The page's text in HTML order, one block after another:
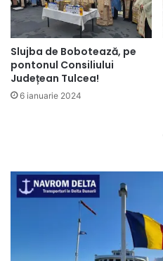
Slujba de Bobotează, pe
pontonul Consiliului
Județean Tulcea!
6 ianuarie 2024